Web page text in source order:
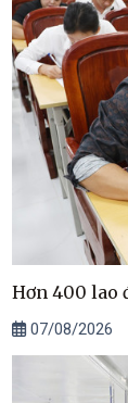
Hơn 400 lao
07/08/2026